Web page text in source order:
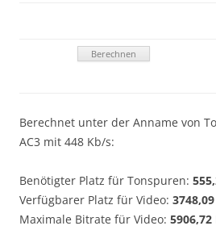
Berechnet unter der Anname von
AC3 mit 448 Kb/s:
Benötigter Platz für Tonspuren:
Verfügbarer Platz für Video: 3748,09
Maximale Bitrate für Video: 5906,72